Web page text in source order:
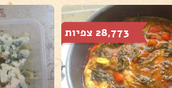
28,773 צפיות